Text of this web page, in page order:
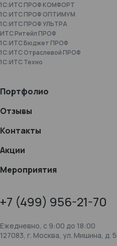
1С:ИТС ПРОФ КОМФОРТ
1С:ИТС ПРОФ ОПТИМУМ
1С:ИТС ПРОФ УЛЬТРА
ИТС Ритейл ПРОФ
1С:ИТС Бюджет ПРОФ
1С:ИТС Отраслевой ПРОФ
1С:ИТС Техно
Портфолио
Отзывы
Контакты
Акции
Мероприятия
+7 (499) 956-21-70
Ежедневно, c 9:00 до 18:00
127083, г. Москва, ул. Мишина, д.